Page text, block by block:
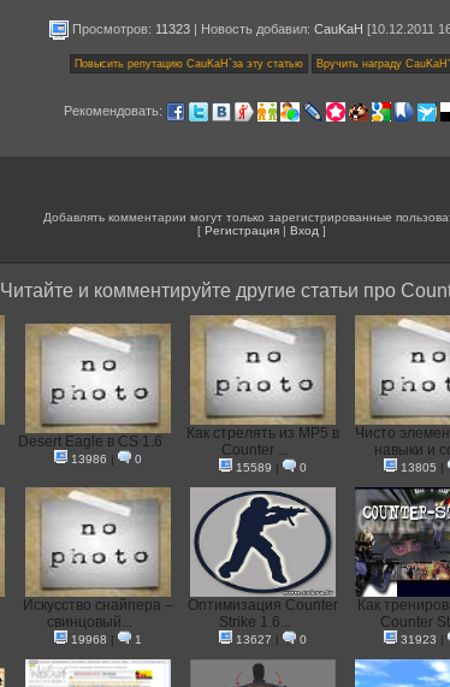
Просмотров: 11323 | Новость добавил: CauKaH [10.12.2011
Рекомендовать:
Добавлять комментарии могут только зарегистрированные
[ Регистрация | Вход ]
Читайте и комментируйте другие статьи про
Desert Eagle в CS 1.6
13986 | 0
Как стрелять из MP5 в
Counter ...
15589 | 0
Чисто
навыки и
13805 |
Искусство снайпера –
свинцовый...
19968 | 1
Оптимизация Counter
Strike 1.6...
13627 | 0
Как
Counter
31923 |